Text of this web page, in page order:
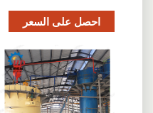
احصل على السعر